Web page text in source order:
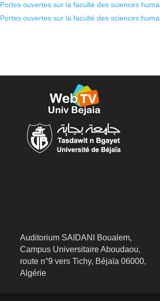
Portes ouvertes sur la faculté des sciences
Portes ouvertes sur la faculté des sciences
Auditorium SAIDANI Boualem,
Campus Universitaire Aboudaou,
route n°9 vers Tichy, Béjaïa 06000,
Algérie